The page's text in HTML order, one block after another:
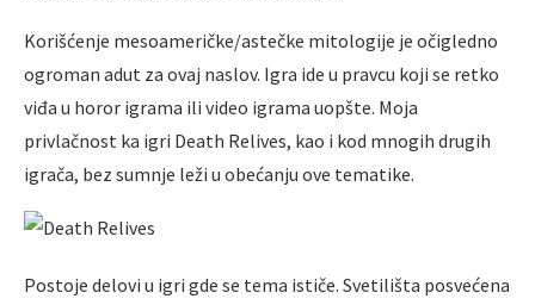
Korišćenje mesoameričke/astečke mitologije je očigledno
ogroman adut za ovaj naslov. Igra ide u pravcu koji se retko
viđa u horor igrama ili video igrama uopšte. Moja
privlačnost ka igri Death Relives, kao i kod mnogih drugih
igrača, bez sumnje leži u obećanju ove tematike.
Postoje delovi u igri gde se tema ističe. Svetilišta posvećena